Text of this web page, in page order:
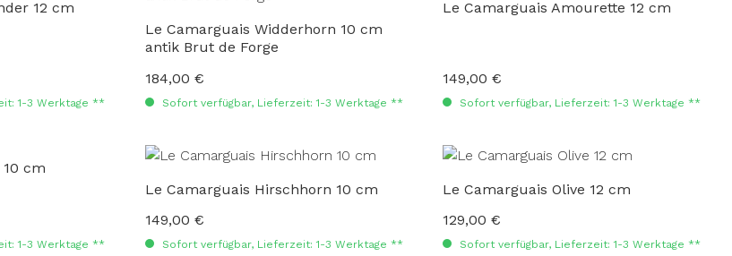
12 cm
1-3 Werktage **
Le Camarguais Widderhorn 10 cm
antik Brut de Forge
Regulärer Preis:
184,00 €
Sofort verfügbar, Lieferzeit: 1-3 Werktage **
Le Camarguais Amourette 12 cm
Regulärer Preis:
149,00 €
Sofort verfügbar, Lieferzeit: 1-3 Werktage **
cm
1-3 Werktage **
Le Camarguais Hirschhorn 10 cm
Regulärer Preis:
149,00 €
Sofort verfügbar, Lieferzeit: 1-3 Werktage **
Le Camarguais Olive 12 cm
Regulärer Preis:
129,00 €
Sofort verfügbar, Lieferzeit: 1-3 Werktage **